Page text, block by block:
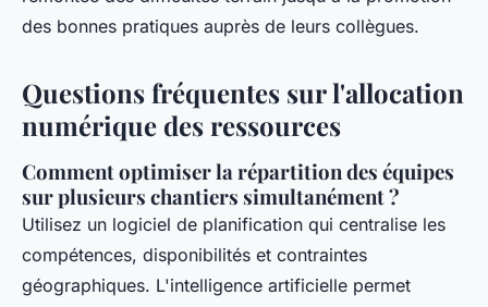
des bonnes pratiques auprès de leurs collègues.
Questions fréquentes sur l'allocation
numérique des ressources
Comment optimiser la répartition des équipes
sur plusieurs chantiers simultanément ?
Utilisez un logiciel de planification qui centralise les
compétences, disponibilités et contraintes
géographiques. L'intelligence artificielle permet